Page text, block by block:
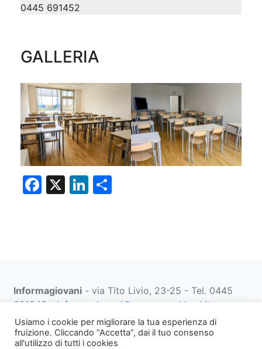
0445 691452
GALLERIA
F
o
k
X
Li
Informagiovani - via Tito Livio, 23-25 - Tel. 0445
691249 - informagiovani@comune.schio.vi.it
prenotazionifaberbox@comune.schio.vi.it0445 691
452 dal lunedì al venerdì dalle 13:00 alle 18:00
Usiamo i cookie per migliorare la tua esperienza di
fruizione. Cliccando “Accetta”, dai il tuo consenso
all'utilizzo di tutti i cookies